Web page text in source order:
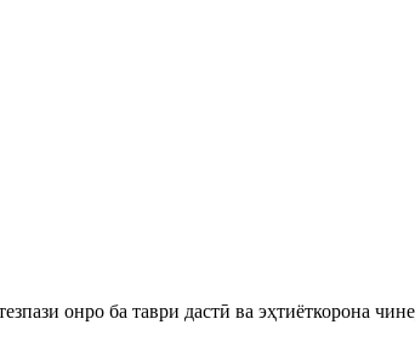
онро ба таври дастӣ ва эҳтиёткорона